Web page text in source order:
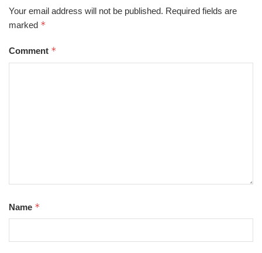
Your email address will not be published. Required fields are
marked *
Comment *
Name *